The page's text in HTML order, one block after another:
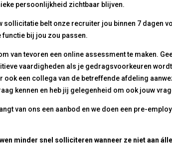
persoonlijkheid zichtbaar blijven.
sollicitatie belt onze recruiter jou binnen 7 dagen
functie bij jou zou passen.
van tevoren een online assessment te maken.
vaardigheden als je gedragsvoorkeuren
ook een collega van de betreffende afdeling
kennen en heb jij gelegenheid om ook jouw
van ons een aanbod en we doen een pre-
minder snel solliciteren wanneer ze niet aan